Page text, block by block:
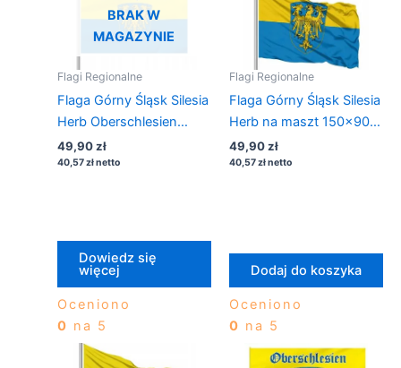
BRAK W
MAGAZYNIE
Flagi Regionalne
Flaga Górny Śląsk Silesia
Herb Oberschlesien
Masztowa 150×90 + 3
oczka
Oceniono
0 na 5
49,90zł
40,57złnetto
Dowiedz się
więcej
Flagi Regionalne
Flaga Górny Śląsk Silesia
Herb na maszt 150×90 +
3 oczka
Oceniono
0 na 5
49,90zł
40,57złnetto
Dodaj do koszyka